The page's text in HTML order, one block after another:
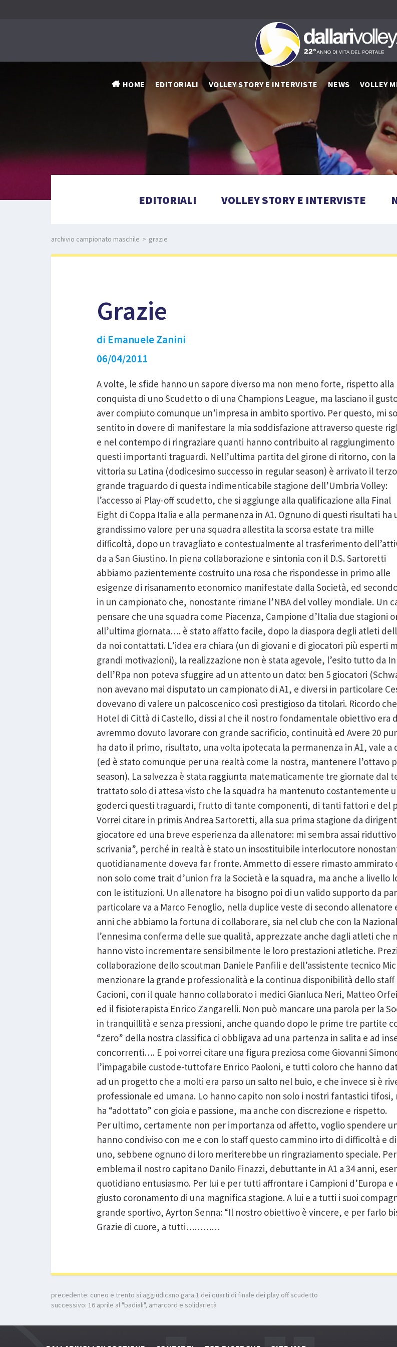
HOME EDITORIALI VOLLEY STORY E INTERVISTE NEWS VOLLEY
EDITORIALI VOLLEY STORY E INTERVISTE
archivio campionato maschile > grazie
Grazie
di Emanuele Zanini
06/04/2011
A volte, le sfide hanno un sapore diverso ma non meno forte, rispetto alla
conquista di uno Scudetto o di una Champions League, ma lasciano il
aver compiuto comunque un’impresa in ambito sportivo. Per questo, mi
sentito in dovere di manifestare la mia soddisfazione attraverso queste
e nel contempo di ringraziare quanti hanno contribuito al raggiungimento
questi importanti traguardi. Nell’ultima partita del girone di ritorno, con la
vittoria su Latina (dodicesimo successo in regular season) è arrivato il
grande traguardo di questa indimenticabile stagione dell’Umbria Volley:
l’accesso ai Play-off scudetto, che si aggiunge alla qualificazione alla Final
Eight di Coppa Italia e alla permanenza in A1. Ognuno di questi risultati ha
grandissimo valore per una squadra allestita la scorsa estate tra mille
difficoltà, dopo un travagliato e contestualmente al trasferimento
da a San Giustino. In piena collaborazione e sintonia con il D.S. Sartoretti
abbiamo pazientemente costruito una rosa che rispondesse in primo alle
esigenze di risanamento economico manifestate dalla Società, ed
in un campionato che, nonostante rimane l’NBA del volley mondiale. Un
pensare che una squadra come Piacenza, Campione d’Italia due stagioni
all’ultima giornata…. è stato affatto facile, dopo la diaspora degli atleti
da noi contattati. L’idea era chiara (un di giovani e di giocatori più esperti
grandi motivazioni), la realizzazione non è stata agevole, l’esito tutto da
dell’Rpa non poteva sfuggire ad un attento un dato: ben 5 giocatori
non avevano mai disputato un campionato di A1, e diversi in particolare
dovevano di valere un palcoscenico così prestigioso da titolari. Ricordo
Hotel di Città di Castello, dissi al che il nostro fondamentale obiettivo era
avremmo dovuto lavorare con grande sacrificio, continuità ed Avere 20
ha dato il primo, risultato, una volta ipotecata la permanenza in A1, vale a
(ed è stato comunque per una realtà come la nostra, mantenere l’ottavo
season). La salvezza è stata raggiunta matematicamente tre giornate dal
trattato solo di attesa visto che la squadra ha mantenuto costantemente
goderci questi traguardi, frutto di tante componenti, di tanti fattori e del
Vorrei citare in primis Andrea Sartoretti, alla sua prima stagione da
giocatore ed una breve esperienza da allenatore: mi sembra assai
scrivania”, perché in realtà è stato un insostituibile interlocutore
quotidianamente doveva far fronte. Ammetto di essere rimasto ammirato
non solo come trait d’union fra la Società e la squadra, ma anche a
con le istituzioni. Un allenatore ha bisogno poi di un valido supporto da
particolare va a Marco Fenoglio, nella duplice veste di secondo
anni che abbiamo la fortuna di collaborare, sia nel club che con la
l’ennesima conferma delle sue qualità, apprezzate anche dagli atleti che
hanno visto incrementare sensibilmente le loro prestazioni atletiche.
collaborazione dello scoutman Daniele Panfili e dell’assistente tecnico
menzionare la grande professionalità e la continua disponibilità dello
Cacioni, con il quale hanno collaborato i medici Gianluca Neri, Matteo
ed il fisioterapista Enrico Zangarelli. Non può mancare una parola per la
in tranquillità e senza pressioni, anche quando dopo le prime tre partite
“zero” della nostra classifica ci obbligava ad una partenza in salita e ad
concorrenti…. E poi vorrei citare una figura preziosa come Giovanni
l’impagabile custode-tuttofare Enrico Paoloni, e tutti coloro che hanno
ad un progetto che a molti era parso un salto nel buio, e che invece si è
professionale ed umana. Lo hanno capito non solo i nostri fantastici
ha “adottato” con gioia e passione, ma anche con discrezione e rispetto.
Per ultimo, certamente non per importanza od affetto, voglio spendere
hanno condiviso con me e con lo staff questo cammino irto di difficoltà e
uno, sebbene ognuno di loro meriterebbe un ringraziamento speciale.
emblema il nostro capitano Danilo Finazzi, debuttante in A1 a 34 anni,
quotidiano entusiasmo. Per lui e per tutti affrontare i Campioni d’Europa
giusto coronamento di una magnifica stagione. A lui e a tutti i suoi
grande sportivo, Ayrton Senna: “Il nostro obiettivo è vincere, e per farlo
Grazie di cuore, a tutti…………
precedente: cuneo e trento si aggiudicano gara 1 dei quarti di finale dei play off scudetto
successivo: 16 aprile al "badiali", amarcord e solidarietà